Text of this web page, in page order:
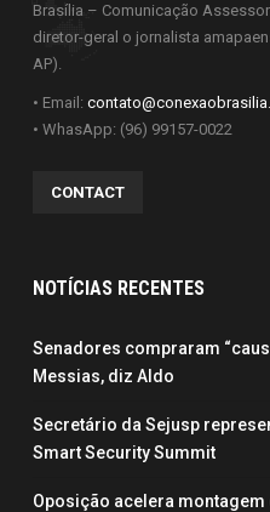
Brasília – Comunicação
diretor-geral o jornalista
AP).
• Email:
• WhasApp: (96) 99157-0022
CONTACT
NOTÍCIAS RECENTES
Senadores compraram
Messias, diz Aldo
Secretário da Sejusp
Smart Security Summit
Oposição acelera montagem